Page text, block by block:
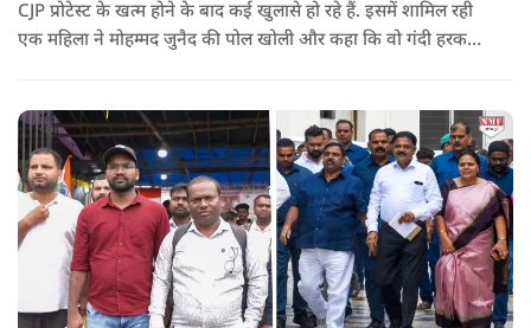
CJP प्रोटेस्ट के खत्म होने के बाद कई खुलासे हो रहे हैं. इसमें शामिल रही
एक महिला ने मोहम्मद जुनैद की पोल खोली और कहा कि वो गंदी हरकतें
दिया.